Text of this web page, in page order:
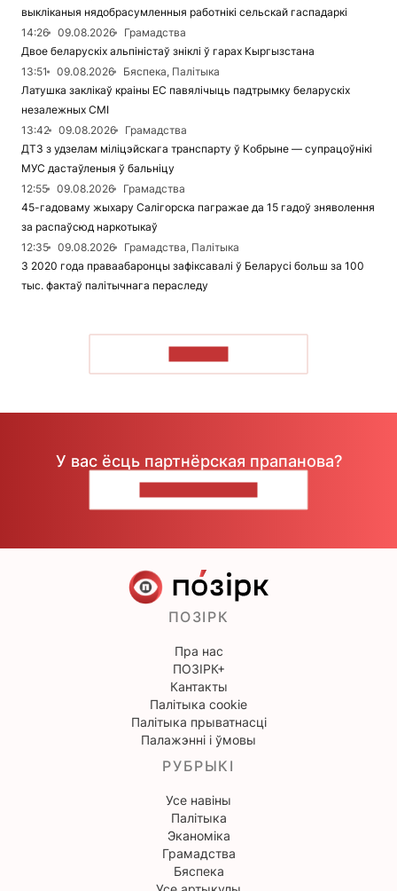
выкліканыя нядобрасумленныя работнікі сельскай гаспадаркі
14:26
09.08.2026
Грамадства
Двое беларускіх альпіністаў зніклі ў гарах Кыргызстана
13:51
09.08.2026
Бяспека, Палітыка
Латушка заклікаў краіны ЕС павялічыць падтрымку беларускіх
незалежных СМІ
13:42
09.08.2026
Грамадства
ДТЗ з удзелам міліцэйскага транспарту ў Кобрыне — супрацоўнікі
МУС дастаўленыя ў бальніцу
12:55
09.08.2026
Грамадства
45-гадоваму жыхару Салігорска пагражае да 15 гадоў зняволення
за распаўсюд наркотыкаў
12:35
09.08.2026
Грамадства, Палітыка
З 2020 года праваабаронцы зафіксавалі ў Беларусі больш за 100
тыс. фактаў палітычнага пераследу
У вас ёсць партнёрская прапанова?
ПОЗІРК
Пра нас
ПОЗІРК+
Кантакты
Палітыка cookie
Палітыка прыватнасці
Палажэнні і ўмовы
РУБРЫКІ
Усе навіны
Палітыка
Эканоміка
Грамадства
Бяспека